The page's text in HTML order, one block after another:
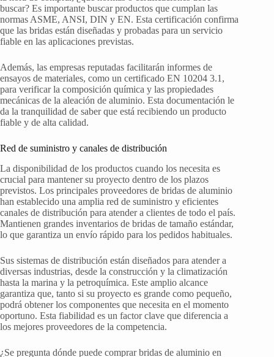
buscar? Es importante buscar productos que cumplan las
normas ASME, ANSI, DIN y EN. Esta certificación confirma
que las bridas están diseñadas y probadas para un servicio
fiable en las aplicaciones previstas.
Además, las empresas reputadas facilitarán informes de
ensayos de materiales, como un certificado EN 10204 3.1,
para verificar la composición química y las propiedades
mecánicas de la aleación de aluminio. Esta documentación le
da la tranquilidad de saber que está recibiendo un producto
fiable y de alta calidad.
Red de suministro y canales de distribución
La disponibilidad de los productos cuando los necesita es
crucial para mantener su proyecto dentro de los plazos
previstos. Los principales proveedores de bridas de aluminio
han establecido una amplia red de suministro y eficientes
canales de distribución para atender a clientes de todo el país.
Mantienen grandes inventarios de bridas de tamaño estándar,
lo que garantiza un envío rápido para los pedidos habituales.
Sus sistemas de distribución están diseñados para atender a
diversas industrias, desde la construcción y la climatización
hasta la marina y la petroquímica. Este amplio alcance
garantiza que, tanto si su proyecto es grande como pequeño,
podrá obtener los componentes que necesita en el momento
oportuno. Esta fiabilidad es un factor clave que diferencia a
los mejores proveedores de la competencia.
¿Se pregunta dónde puede comprar bridas de aluminio en